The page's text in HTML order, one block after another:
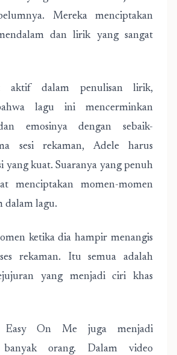
Mereka menciptakan
dan lirik yang sangat
aktif dalam penulisan lirik,
lagu ini mencerminkan
emosinya dengan sebaik-
sesi rekaman, Adele harus
yang kuat. Suaranya yang penuh
menciptakan momen-momen
dalam lagu.
ketika dia hampir menangis
rekaman. Itu semua adalah
yang menjadi ciri khas
Easy On Me juga menjadi
banyak orang. Dalam video